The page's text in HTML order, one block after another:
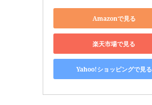
Amazonで見る
楽天市場で見る
Yahoo!ショッピングで見る